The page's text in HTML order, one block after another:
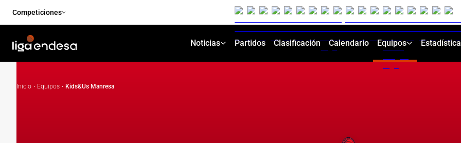
Competiciones
Noticias Partidos Clasificación Calendario Equipos
Inicio · Equipos · Kids&Us Manresa